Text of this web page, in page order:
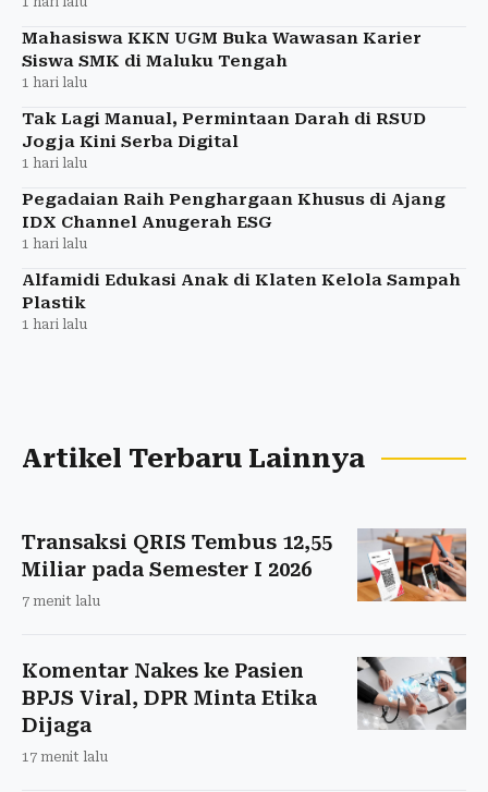
Mahasiswa KKN UGM Buka Wawasan Karier
Siswa SMK di Maluku Tengah
1 hari lalu
Tak Lagi Manual, Permintaan Darah di RSUD
Jogja Kini Serba Digital
1 hari lalu
Pegadaian Raih Penghargaan Khusus di Ajang
IDX Channel Anugerah ESG
1 hari lalu
Alfamidi Edukasi Anak di Klaten Kelola Sampah
Plastik
1 hari lalu
Artikel Terbaru Lainnya
Transaksi QRIS Tembus 12,55
Miliar pada Semester I 2026
7 menit lalu
Komentar Nakes ke Pasien
BPJS Viral, DPR Minta Etika
Dijaga
17 menit lalu